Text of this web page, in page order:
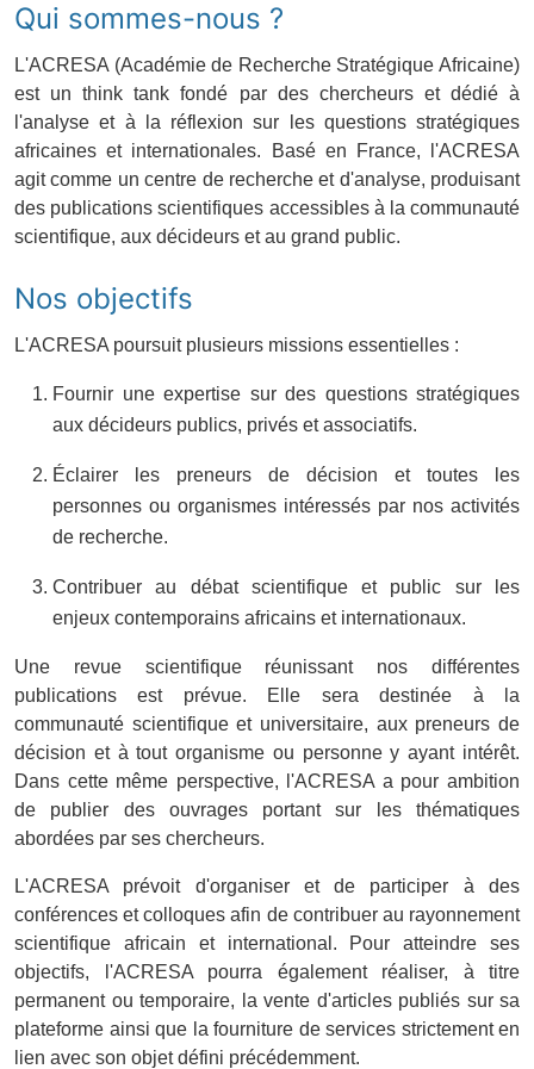
Économie
Tech & Innovation
Nos Dossiers
Qui sommes-nous ?
L'ACRESA (Académie de Recherche Stratégique Africaine)
est un think tank fondé par des chercheurs et dédié à
l'analyse et à la réflexion sur les questions stratégiques
africaines et internationales. Basé en France, l'ACRESA
agit comme un centre de recherche et d'analyse, produisant
des publications scientifiques accessibles à la communauté
scientifique, aux décideurs et au grand public.
Nos objectifs
L'ACRESA poursuit plusieurs missions essentielles :
Fournir une expertise sur des questions stratégiques
aux décideurs publics, privés et associatifs.
Éclairer les preneurs de décision et toutes les
personnes ou organismes intéressés par nos activités
de recherche.
Contribuer au débat scientifique et public sur les
enjeux contemporains africains et internationaux.
Une revue scientifique réunissant nos différentes
publications est prévue. Elle sera destinée à la
communauté scientifique et universitaire, aux preneurs de
décision et à tout organisme ou personne y ayant intérêt.
Dans cette même perspective, l'ACRESA a pour ambition
de publier des ouvrages portant sur les thématiques
abordées par ses chercheurs.
L'ACRESA prévoit d'organiser et de participer à des
conférences et colloques afin de contribuer au rayonnement
scientifique africain et international. Pour atteindre ses
objectifs, l'ACRESA pourra également réaliser, à titre
permanent ou temporaire, la vente d'articles publiés sur sa
plateforme ainsi que la fourniture de services strictement en
lien avec son objet défini précédemment.